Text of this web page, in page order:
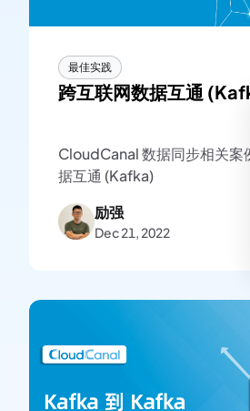
最佳实践
跨互联网数据互通
CloudCanal 数据同步相关
据互通 (Kafka)
励强
Dec 21, 2022